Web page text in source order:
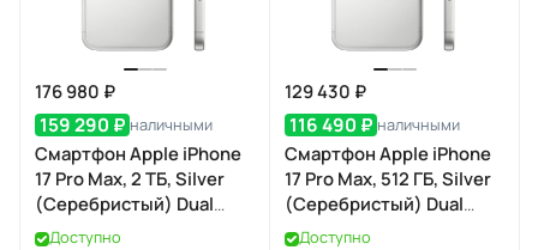
176 980 ₽
159 290 ₽ наличными
Смартфон Apple iPhone
17 Pro Max, 2 ТБ, Silver
(Серебристый) Dual
eSIM
Доступно
129 430 ₽
116 490 ₽ наличными
Смартфон Apple iPhone
17 Pro Max, 512 ГБ, Silver
(Серебристый) Dual
eSIM
Доступно